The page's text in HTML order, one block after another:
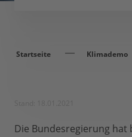
Startseite Klimademo
Die Bundesregierung hat